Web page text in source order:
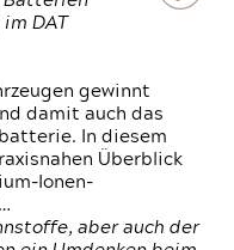
DAT
gewinnt
damit auch das
In diesem
Überblick
Ionen-
aber auch der